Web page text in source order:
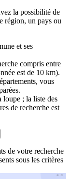
la possibilité de
région, un pays ou
et ses
compris entre
est de 10 km).
vous
loupe ; la liste des
de recherche est
de votre recherche
sous les critères